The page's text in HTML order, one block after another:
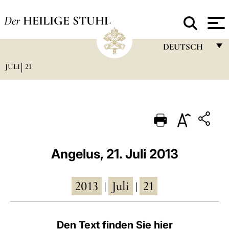
Der HEILIGE STUHL
DEUTSCH
PORTUGUÊS
ESPAÑOL
中文
JULI 21
Angelus, 21. Juli 2013
2013 Juli 21
Den Text finden Sie hier